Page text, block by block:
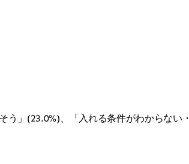
」(23.0%)、「入れる条件がわからない・